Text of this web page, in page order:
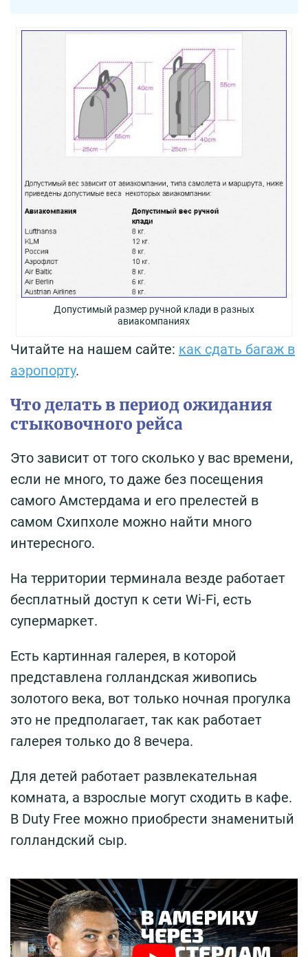
Допустимый размер ручной клади в разных
авиакомпаниях
Читайте на нашем сайте: как сдать багаж в
аэропорту.
Что делать в период ожидания
стыковочного рейса
Это зависит от того сколько у вас времени,
если не много, то даже без посещения
самого Амстердама и его прелестей в
самом Схипхоле можно найти много
интересного.
На территории терминала везде работает
бесплатный доступ к сети Wi-Fi, есть
супермаркет.
Есть картинная галерея, в которой
представлена голландская живопись
золотого века, вот только ночная прогулка
это не предполагает, так как работает
галерея только до 8 вечера.
Для детей работает развлекательная
комната, а взрослые могут сходить в кафе.
В Duty Free можно приобрести знаменитый
голландский сыр.